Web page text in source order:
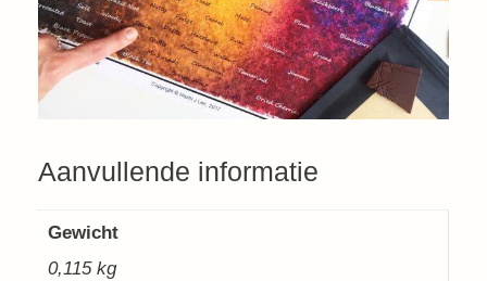
Aanvullende informatie
Gewicht
0,115 kg